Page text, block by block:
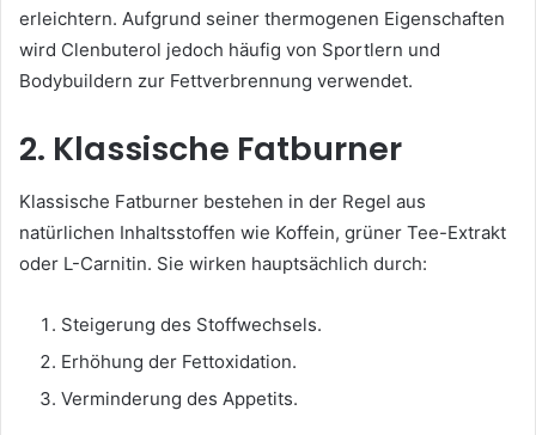
erleichtern. Aufgrund seiner thermogenen Eigenschaften
wird Clenbuterol jedoch häufig von Sportlern und
Bodybuildern zur Fettverbrennung verwendet.
2. Klassische Fatburner
Klassische Fatburner bestehen in der Regel aus
natürlichen Inhaltsstoffen wie Koffein, grüner Tee-Extrakt
oder L-Carnitin. Sie wirken hauptsächlich durch:
Steigerung des Stoffwechsels.
Erhöhung der Fettoxidation.
Verminderung des Appetits.